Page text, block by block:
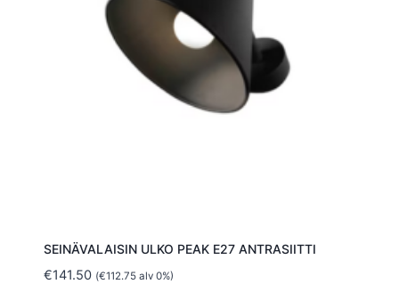
SEINÄVALAISIN ULKO PEAK E27 ANTRASIITTI
€141.50 (€112.75alv 0%)